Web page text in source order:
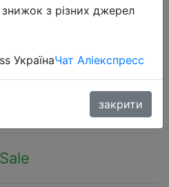
C Interface
Mutual
USB Memory
Sale
з різних джерел
УкраїнаЧат Аліекспресс
закрити